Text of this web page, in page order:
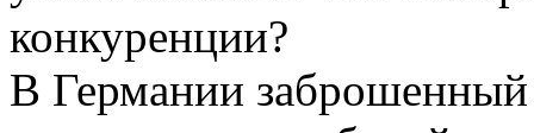
конкуренции?
В Германии